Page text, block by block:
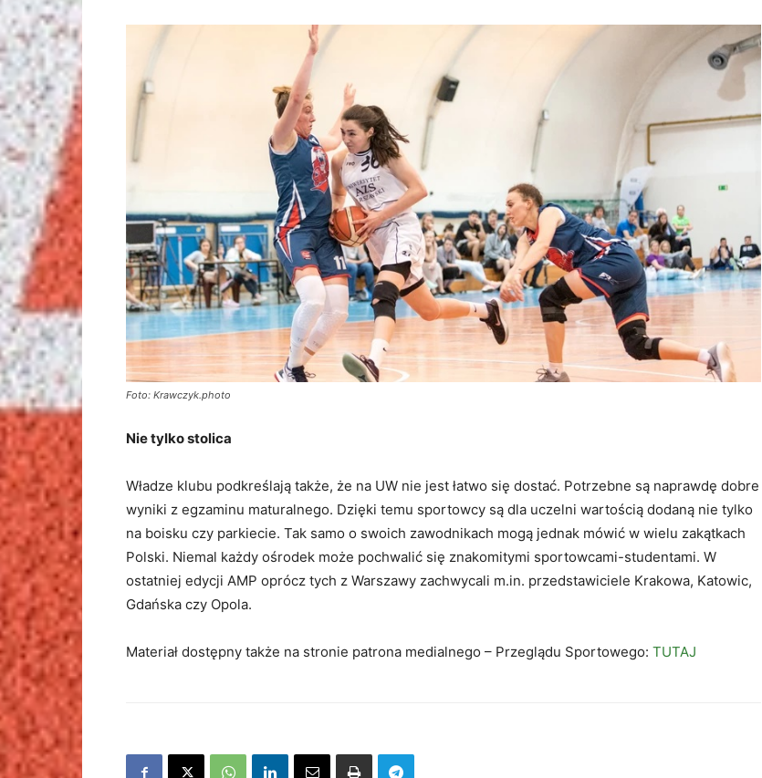
Foto: Krawczyk.photo
Nie tylko stolica
Władze klubu podkreślają także, że na UW nie jest łatwo się dostać. Potrzebne są naprawdę dobre
wyniki z egzaminu maturalnego. Dzięki temu sportowcy są dla uczelni wartością dodaną nie tylko
na boisku czy parkiecie. Tak samo o swoich zawodnikach mogą jednak mówić w wielu zakątkach
Polski. Niemal każdy ośrodek może pochwalić się znakomitymi sportowcami-studentami. W
ostatniej edycji AMP oprócz tych z Warszawy zachwycali m.in. przedstawiciele Krakowa, Katowic,
Gdańska czy Opola.
Materiał dostępny także na stronie patrona medialnego – Przeglądu Sportowego: TUTAJ